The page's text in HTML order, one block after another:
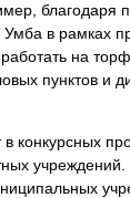
благодаря
в рамках
работать на
пунктов
в конкурсных